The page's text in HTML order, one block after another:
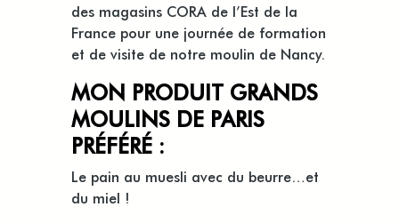
des magasins CORA de l’Est de la
France pour une journée de formation
et de visite de notre moulin de Nancy.
MON PRODUIT GRANDS
MOULINS DE PARIS
PRÉFÉRÉ :
Le pain au muesli avec du beurre…et
du miel !